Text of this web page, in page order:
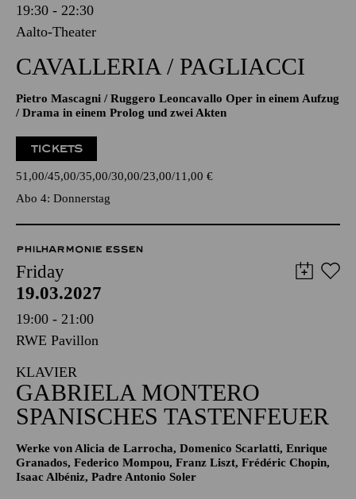
19:30 - 22:30
Aalto-Theater
CAVALLERIA / PAGLIACCI
Pietro Mascagni / Ruggero Leoncavallo Oper in einem Aufzug
/ Drama in einem Prolog und zwei Akten
TICKETS
51,00 45,00 35,00 30,00 23,00 11,00 €
Abo 4: Donnerstag
PHILHARMONIE ESSEN
Friday
19.03.2027
19:00 - 21:00
RWE Pavillon
KLAVIER
GABRIELA MONTERO
SPANISCHES TASTENFEUER
Werke von Alicia de Larrocha, Domenico Scarlatti, Enrique
Granados, Federico Mompou, Franz Liszt, Frédéric Chopin,
Isaac Albéniz, Padre Antonio Soler